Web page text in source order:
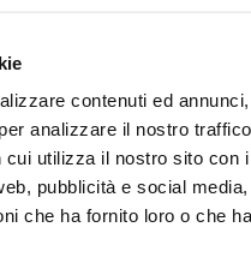
contenuti ed
analizzare il nostro
utilizza il nostro sito con
pubblicità e social
che ha fornito loro o che
con